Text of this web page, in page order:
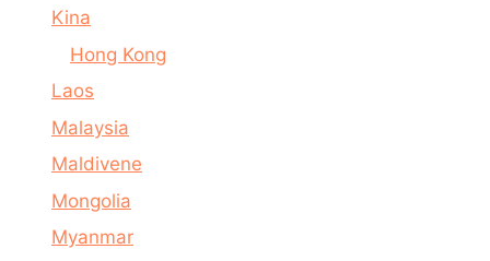
Kina
Hong Kong
Laos
Malaysia
Maldivene
Mongolia
Myanmar